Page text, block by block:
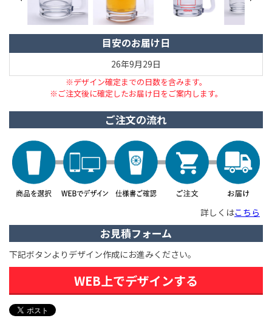
目安のお届け日
26年9月29日
※デザイン確定までの日数を含みます。
※ご注文後に確定したお届け日をご案内します。
ご注文の流れ
詳しくはこちら
お見積フォーム
下記ボタンよりデザイン作成にお進みください。
WEB上でデザインする